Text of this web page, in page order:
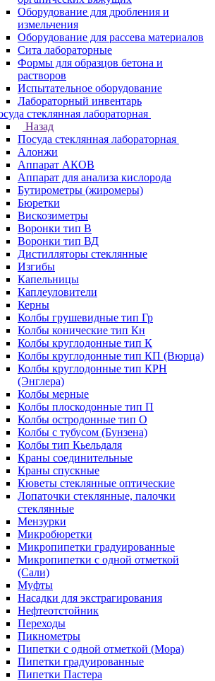
Оборудование для дробления и
измельчения
Оборудование для рассева материалов
Сита лабораторные
Формы для образцов бетона и
растворов
Испытательное оборудование
Лабораторный инвентарь
стеклянная лабораторная
Назад
Посуда стеклянная лабораторная
Алонжи
Аппарат АКОВ
Аппарат для анализа кислорода
Бутирометры (жиромеры)
Бюретки
Вискозиметры
Воронки тип В
Воронки тип ВД
Дистилляторы стеклянные
Изгибы
Капельницы
Каплеуловители
Керны
Колбы грушевидные тип Гр
Колбы конические тип Кн
Колбы круглодонные тип К
Колбы круглодонные тип КП (Вюрца)
Колбы круглодонные тип КРН
(Энглера)
Колбы мерные
Колбы плоскодонные тип П
Колбы остродонные тип О
Колбы с тубусом (Бунзена)
Колбы тип Кьельдаля
Краны соединительные
Краны спускные
Кюветы стеклянные оптические
Лопаточки стеклянные, палочки
стеклянные
Мензурки
Микробюретки
Микропипетки градуированные
Микропипетки с одной отметкой
(Сали)
Муфты
Насадки для экстрагирования
Нефтеотстойник
Переходы
Пикнометры
Пипетки с одной отметкой (Мора)
Пипетки градуированные
Пипетки Пастера